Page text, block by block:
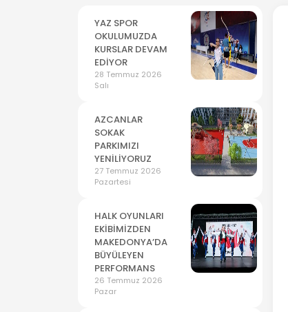
YAZ SPOR
OKULUMUZDA
KURSLAR DEVAM
EDİYOR
28 Temmuz 2026
Salı
AZCANLAR
SOKAK
PARKIMIZI
YENİLİYORUZ
27 Temmuz 2026
Pazartesi
HALK OYUNLARI
EKİBİMİZDEN
MAKEDONYA’DA
BÜYÜLEYEN
PERFORMANS
26 Temmuz 2026
Pazar